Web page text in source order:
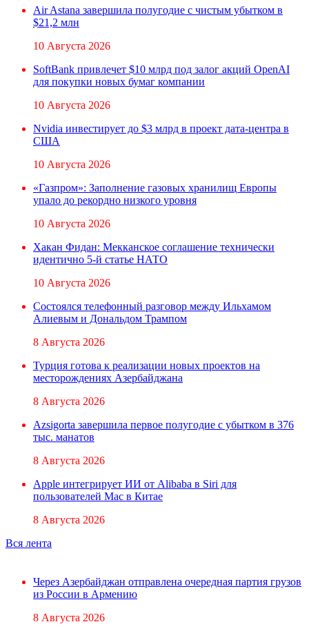
Air Astana завершила полугодие с чистым убытком в
$21,2 млн
10 Августа 2026
SoftBank привлечет $10 млрд под залог акций OpenAI
для покупки новых бумаг компании
10 Августа 2026
Nvidia инвестирует до $3 млрд в проект дата-центра в
США
10 Августа 2026
«Газпром»: Заполнение газовых хранилищ Европы
упало до рекордно низкого уровня
10 Августа 2026
Хакан Фидан: Мекканское соглашение технически
идентично 5-й статье НАТО
10 Августа 2026
Состоялся телефонный разговор между Ильхамом
Алиевым и Дональдом Трампом
8 Августа 2026
Турция готова к реализации новых проектов на
месторождениях Азербайджана
8 Августа 2026
Azsigorta завершила первое полугодие с убытком в 376
тыс. манатов
8 Августа 2026
Apple интегрирует ИИ от Alibaba в Siri для
пользователей Mac в Китае
8 Августа 2026
Вся лента
Через Азербайджан отправлена очередная партия грузов
из России в Армению
8 Августа 2026